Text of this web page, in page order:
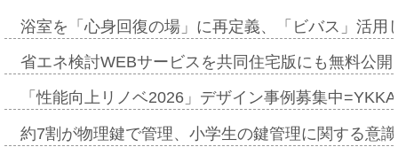
浴室を「心身回復の場」に再定義、「ビバス」活
省エネ検討WEBサービスを共同住宅版にも無料公
「性能向上リノベ2026」デザイン事例募集中
約7割が物理鍵で管理、小学生の鍵管理に関する意